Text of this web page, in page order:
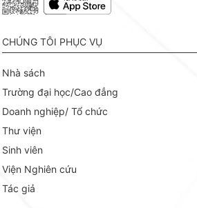
CHÚNG TÔI PHỤC VỤ
Nhà sách
Trường đại học/Cao đẳng
Doanh nghiệp/ Tổ chức
Thư viện
Sinh viên
Viện Nghiên cứu
Tác giả